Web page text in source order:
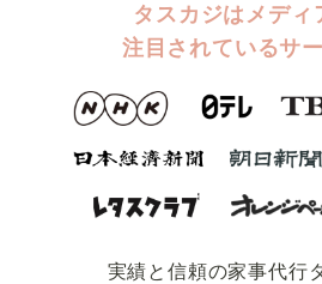
タスカジはメディ
注目されているサ
実績と信頼の家事代⾏